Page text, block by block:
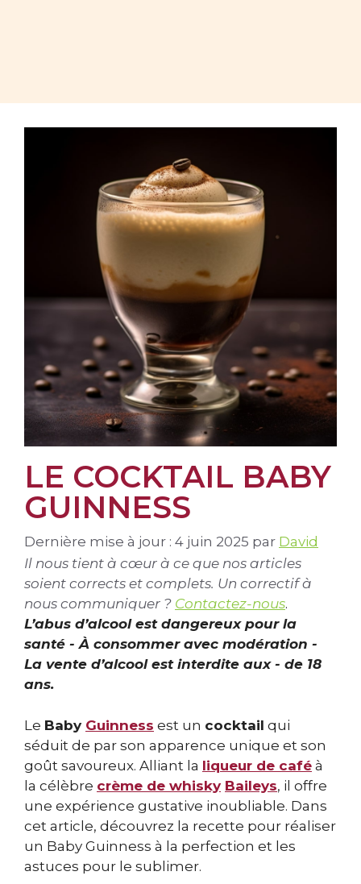
LE COCKTAIL BABY
GUINNESS
Dernière mise à jour : 4 juin 2025 par David
Il nous tient à cœur à ce que nos articles
soient corrects et complets. Un correctif à
nous communiquer ? Contactez-nous.
L’abus d’alcool est dangereux pour la
santé - À consommer avec modération -
La vente d’alcool est interdite aux - de 18
ans.
Le Baby Guinness est un cocktail qui
séduit de par son apparence unique et son
goût savoureux. Alliant la liqueur de café à
la célèbre crème de whisky Baileys, il offre
une expérience gustative inoubliable. Dans
cet article, découvrez la recette pour réaliser
un Baby Guinness à la perfection et les
astuces pour le sublimer.